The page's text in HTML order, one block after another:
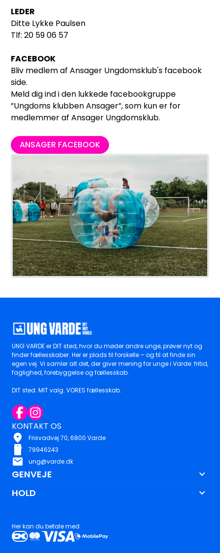
LEDER
Ditte Lykke Paulsen
Tlf: 20 59 06 57
FACEBOOK
Bliv medlem af Ansager Ungdomsklub's facebook
side.
Meld dig ind i den lukkede facebookgruppe
”Ungdoms klubben Ansager”, som kun er for
medlemmer af Ansager Ungdomsklub.
ANSAGER FACEBOOK
UNG VARDE er DIT sted, hvor du møder andre unge, prøver nyt og
finder fællesskaber. Her er plads til forskelle – og til at finde sin
egen vej. Vi samler alt det, der giver mening for unge i Varde: fritid,
faglighed, forebyggelse og fællesskab.
DIT sted. MIT valg. VORES fællesskab.
KONTAKT OS
location_on Frisvadvej 70, 6800 Varde
smartphone 79946243
mail ung@varde.dk
GENVEJE keyboard_arrow_down
HOLD keyboard_arrow_down
Her kan du betale med